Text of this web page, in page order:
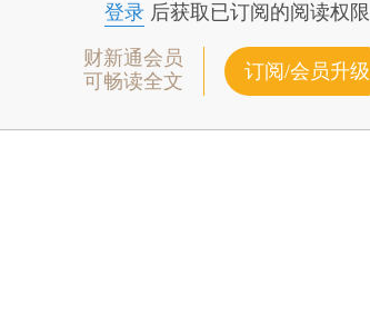
登录后获取已订阅的阅读权限
财新通会员
可畅读全文
订阅/会员升级